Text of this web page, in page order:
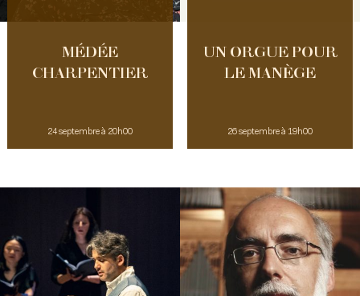
MÉDÉE
CHARPENTIER
24 septembre à 20h00
UN ORGUE POUR
LE MANÈGE
26 septembre à 19h00